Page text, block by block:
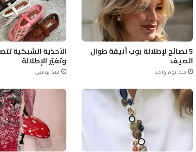
5 نصائح لإطلالة بوب أنيقة طوال
الصيف
منذ يوم واحد
وتغيّر الإطلالة
منذ يومين